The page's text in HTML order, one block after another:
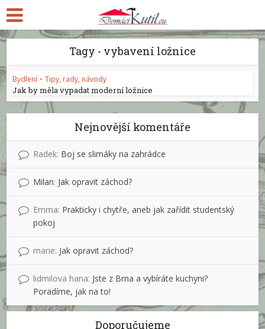
Tagy - vybavení ložnice
Bydlení • Tipy, rady, návody
Jak by měla vypadat moderní ložnice
Nejnovější komentáře
Radek: Boj se slimáky na zahrádce
Milan: Jak opravit záchod?
Emma: Prakticky i chytře, aneb jak zařídit studentský
pokoj
marie: Jak opravit záchod?
lidmilova hana: Jste z Brna a vybíráte kuchyni?
Poradíme, jak na to!
Doporučujeme